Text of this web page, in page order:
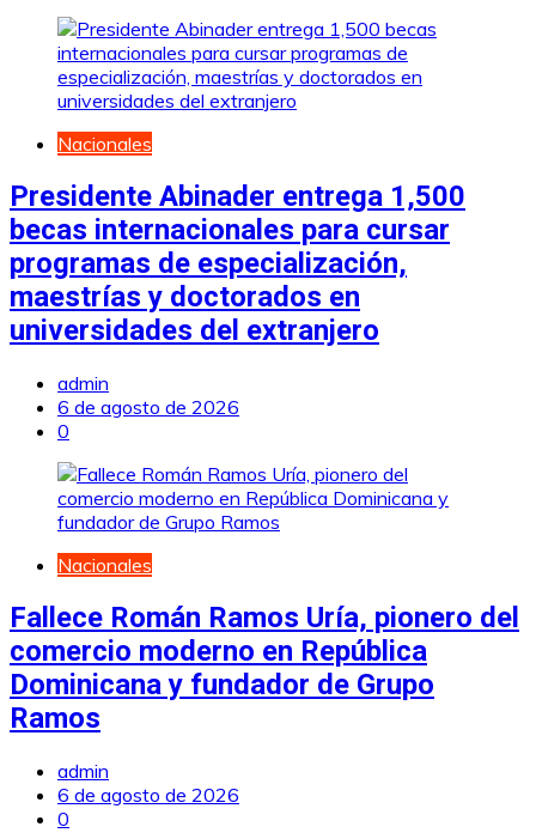
Nacionales
Presidente Abinader entrega 1,500
becas internacionales para cursar
programas de especialización,
maestrías y doctorados en
universidades del extranjero
admin
6 de agosto de 2026
0
Nacionales
Fallece Román Ramos Uría, pionero del
comercio moderno en República
Dominicana y fundador de Grupo
Ramos
admin
6 de agosto de 2026
0